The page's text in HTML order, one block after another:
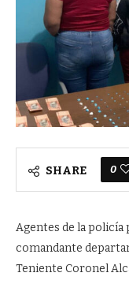
SHARE 0
Agentes de la
comandante
Teniente Coronel